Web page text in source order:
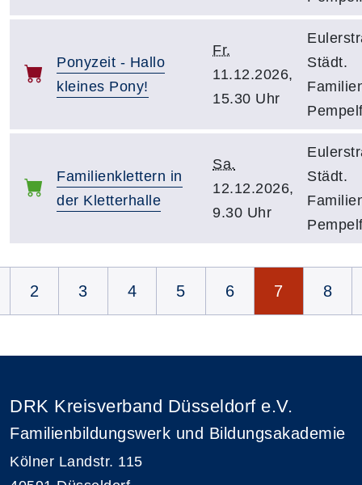
Ponyzeit - Hallo
kleines Pony!
Fr.
11.12.2026,
15.30 Uhr
Städt.
Familienklettern in
der Kletterhalle
Sa.
12.12.2026,
9.30 Uhr
Städt.
2 3 4 5 6 7 8
DRK Kreisverband Düsseldorf e.V.
Familienbildungswerk und Bildungsakademie
Kölner Landstr. 115